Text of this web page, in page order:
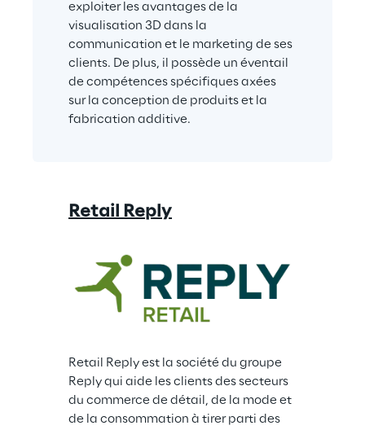
exploiter les avantages de la
visualisation 3D dans la
communication et le marketing de ses
clients. De plus, il possède un éventail
de compétences spécifiques axées
sur la conception de produits et la
fabrication additive.
Retail Reply
Retail Reply est la société du groupe
Reply qui aide les clients des secteurs
du commerce de détail, de la mode et
de la consommation à tirer parti des